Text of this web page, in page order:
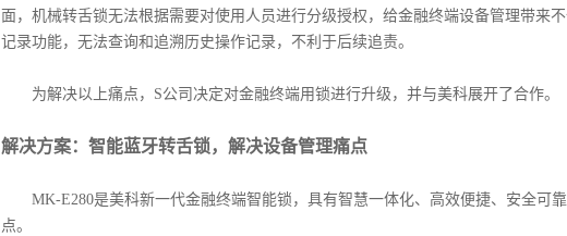
面，机械转舌锁无法根据需要对使用人员进行分级授权，给金融终端设备管理带来
记录功能，无法查询和追溯历史操作记录，不利于后续追责。
为解决以上痛点，S公司决定对金融终端用锁进行升级，并与美科展开了合作。
解决方案：智能蓝牙转舌锁，解决设备管理痛点
MK-E280是美科新一代金融终端智能锁，具有智慧一体化、高效便捷、安全可
点。